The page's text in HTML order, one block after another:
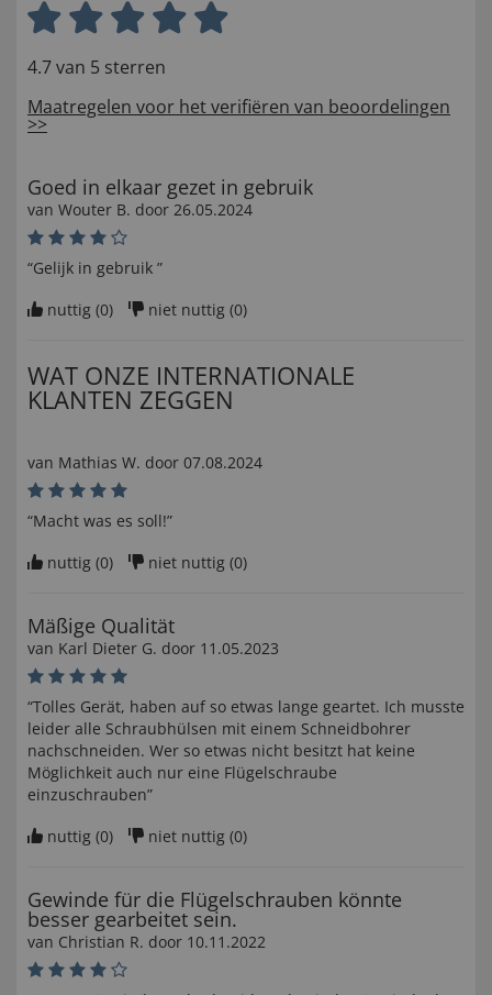
4.7 van 5 sterren
Maatregelen voor het verifiëren van beoordelingen
>>
Goed in elkaar gezet in gebruik
van Wouter B. door 26.05.2024
“Gelijk in gebruik ”
nuttig (0) niet nuttig (0)
WAT ONZE INTERNATIONALE
KLANTEN ZEGGEN
van Mathias W. door 07.08.2024
“Macht was es soll!”
nuttig (0) niet nuttig (0)
Mäßige Qualität
van Karl Dieter G. door 11.05.2023
“Tolles Gerät, haben auf so etwas lange geartet. Ich musste
leider alle Schraubhülsen mit einem Schneidbohrer
nachschneiden. Wer so etwas nicht besitzt hat keine
Möglichkeit auch nur eine Flügelschraube
einzuschrauben”
nuttig (0) niet nuttig (0)
Gewinde für die Flügelschrauben könnte
besser gearbeitet sein.
van Christian R. door 10.11.2022